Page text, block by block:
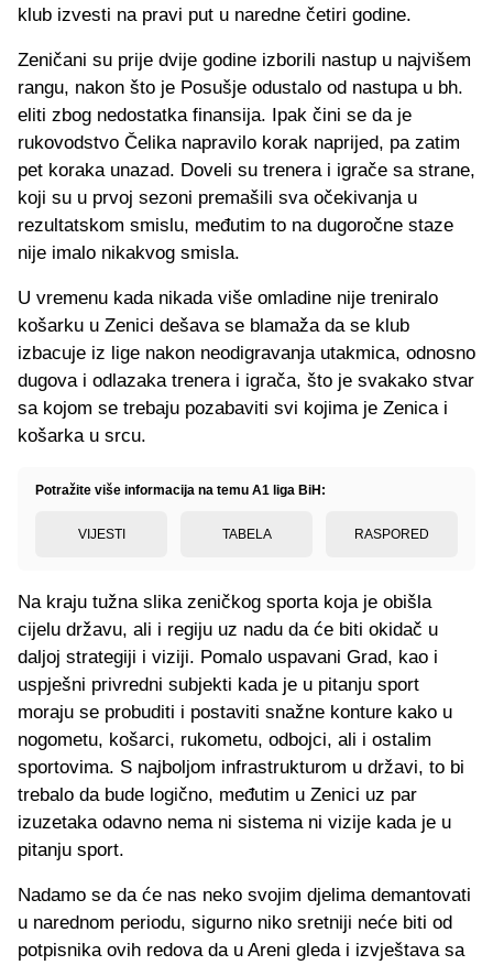
klub izvesti na pravi put u naredne četiri godine.
Zeničani su prije dvije godine izborili nastup u najvišem
rangu, nakon što je Posušje odustalo od nastupa u bh.
eliti zbog nedostatka finansija. Ipak čini se da je
rukovodstvo Čelika napravilo korak naprijed, pa zatim
pet koraka unazad. Doveli su trenera i igrače sa strane,
koji su u prvoj sezoni premašili sva očekivanja u
rezultatskom smislu, međutim to na dugoročne staze
nije imalo nikakvog smisla.
U vremenu kada nikada više omladine nije treniralo
košarku u Zenici dešava se blamaža da se klub
izbacuje iz lige nakon neodigravanja utakmica, odnosno
dugova i odlazaka trenera i igrača, što je svakako stvar
sa kojom se trebaju pozabaviti svi kojima je Zenica i
košarka u srcu.
Potražite više informacija na temu A1 liga BiH:
VIJESTI TABELA RASPORED
Na kraju tužna slika zeničkog sporta koja je obišla
cijelu državu, ali i regiju uz nadu da će biti okidač u
daljoj strategiji i viziji. Pomalo uspavani Grad, kao i
uspješni privredni subjekti kada je u pitanju sport
moraju se probuditi i postaviti snažne konture kako u
nogometu, košarci, rukometu, odbojci, ali i ostalim
sportovima. S najboljom infrastrukturom u državi, to bi
trebalo da bude logično, međutim u Zenici uz par
izuzetaka odavno nema ni sistema ni vizije kada je u
pitanju sport.
Nadamo se da će nas neko svojim djelima demantovati
u narednom periodu, sigurno niko sretniji neće biti od
potpisnika ovih redova da u Areni gleda i izvještava sa